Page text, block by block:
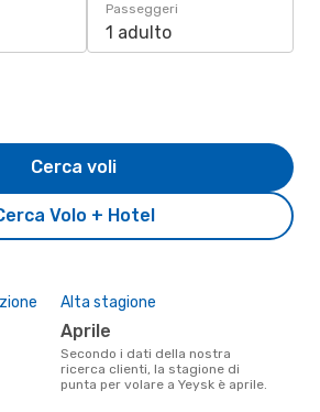
Passeggeri
1 adulto
Volo + Hotel
Cerca voli
Alta stagione
aprile
Secondo i dati della nostra
ricerca clienti, la stagione di
punta per volare a Yeysk è aprile.